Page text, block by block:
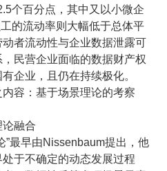
个百分点，其中又以小微企
的流动率则大幅低于总体平
者流动性与企业数据泄露可
民营企业面临的数据财产权
企业，且仍在持续极化。
容：基于场景理论的考察
融合
”最早由Nissenbaum提出，他
于不确定的动态发展过程